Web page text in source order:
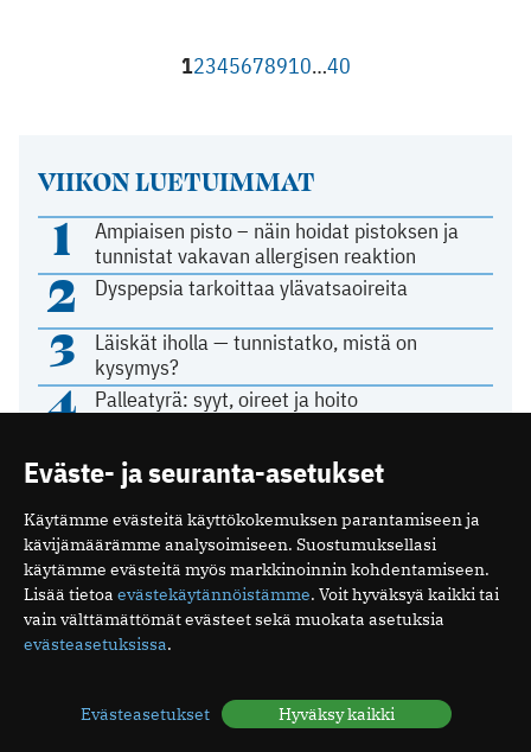
12345678910…40
VIIKON LUETUIMMAT
1
Ampiaisen pisto – näin hoidat pistoksen ja
tunnistat vakavan allergisen reaktion
2 Dyspepsia tarkoittaa ylävatsaoireita
3
Läiskät iholla — tunnistatko, mistä on
kysymys?
4 Palleatyrä: syyt, oireet ja hoito
5
KOLUMNI
Terveys on osa turvallisuutta
Viikon käänteiset uutiset
Eväste- ja seuranta-asetukset
Käytämme evästeitä käyttökokemuksen parantamiseen ja
kävijämäärämme analysoimiseen. Suostumuksellasi
käytämme evästeitä myös markkinoinnin kohdentamiseen.
Lisää tietoa evästekäytännöistämme. Voit hyväksyä kaikki tai
vain välttämättömät evästeet sekä muokata asetuksia
evästeasetuksissa.
Evästeasetukset Hyväksy kaikki